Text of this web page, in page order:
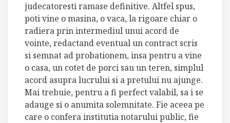
judecatoresti ramase definitive. Altfel spus,
poti vine o masina, o vaca, la rigoare chiar o
radiera prin intermediul unui acord de
vointe, redactand eventual un contract scris
si semnat ad probationem, insa pentru a vine
o casa, un cotet de porci sau un teren, simplul
acord asupra lucrului si a pretului nu ajunge.
Mai trebuie, pentru a fi perfect valabil, sa i se
adauge si o anumita solemnitate. Fie aceea pe
care o confera institutia notarului public, fie